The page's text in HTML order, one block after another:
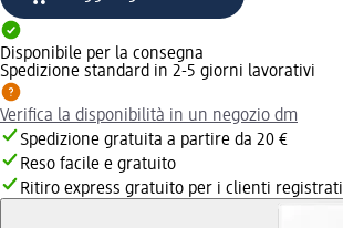
Disponibile per la consegna
Spedizione standard in 2-5 giorni lavorativi
Verifica la disponibilità in un negozio dm
Spedizione gratuita a partire da 20 €
Reso facile e gratuito
Ritiro express gratuito per i clienti registrati